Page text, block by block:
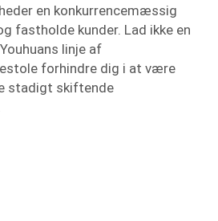
en konkurrencemæssig
fastholde kunder. Lad ikke en
linje af
forhindre dig i at være
stadigt skiftende